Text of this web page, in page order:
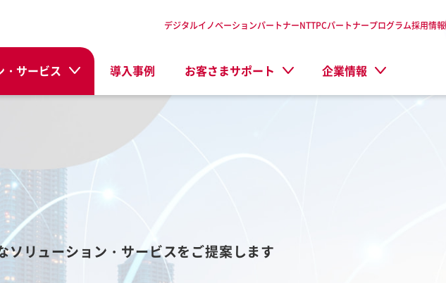
・サービス 導入事例 お客さまサポート 企業情報
デジタルイノベーションパートナーNTTPCパートナープログラム採用情報
ソリューション・サービスをご提案します